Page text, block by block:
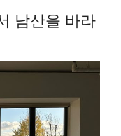
남산을 바라